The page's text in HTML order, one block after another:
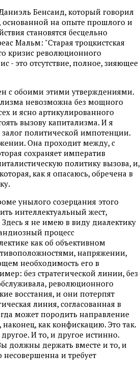
Бенсаид, который говорил
основанной на опыте прошлого и
становятся бесцельно
Мальм: "Старая троцкистская
кризис революционного
- это отсутствие, полное, зияющее
с обоими этими утверждениями.
невозможна без мощного
и ясно артикулированного
вызову капитализма. И я
политической импотенции.
Она проходит между, с
сохраняет императив
политику вызова, и,
как я опасаюсь, обречена в
унылого созерцания этого
интеллектуальный жест,
я не имею в виду диалектику
процесс
как об объективном
напряжении,
необходимость его в
без стратегической линии, без
революционного
восстания, и они потерпят
линия, согласованная в
может породить направление
как конфискацию. Это так.
И то, и другое истинно.
должны держать вместе и то, и
несовершенна и требует